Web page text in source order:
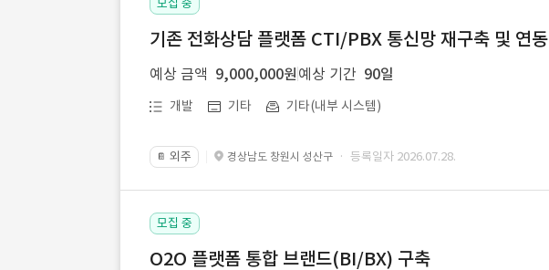
모집 중
기존 전화상담 플랫폼 CTI/PBX 통신망 재구축 및 연동
예상 금액 9,000,000원 예상 기간 90일
개발 기타 기타(내부 시스템)
📔 외주 경상남도 창원시 성산구 · 등록일자 2026.07.28.
모집 중
O2O 플랫폼 통합 브랜드(BI/BX) 구축